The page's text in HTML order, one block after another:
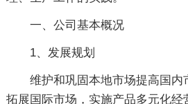
一、公司基本概况
1、发展规划
维护和巩固本地市场提高国内
拓展国际市场，实施产品多元化经